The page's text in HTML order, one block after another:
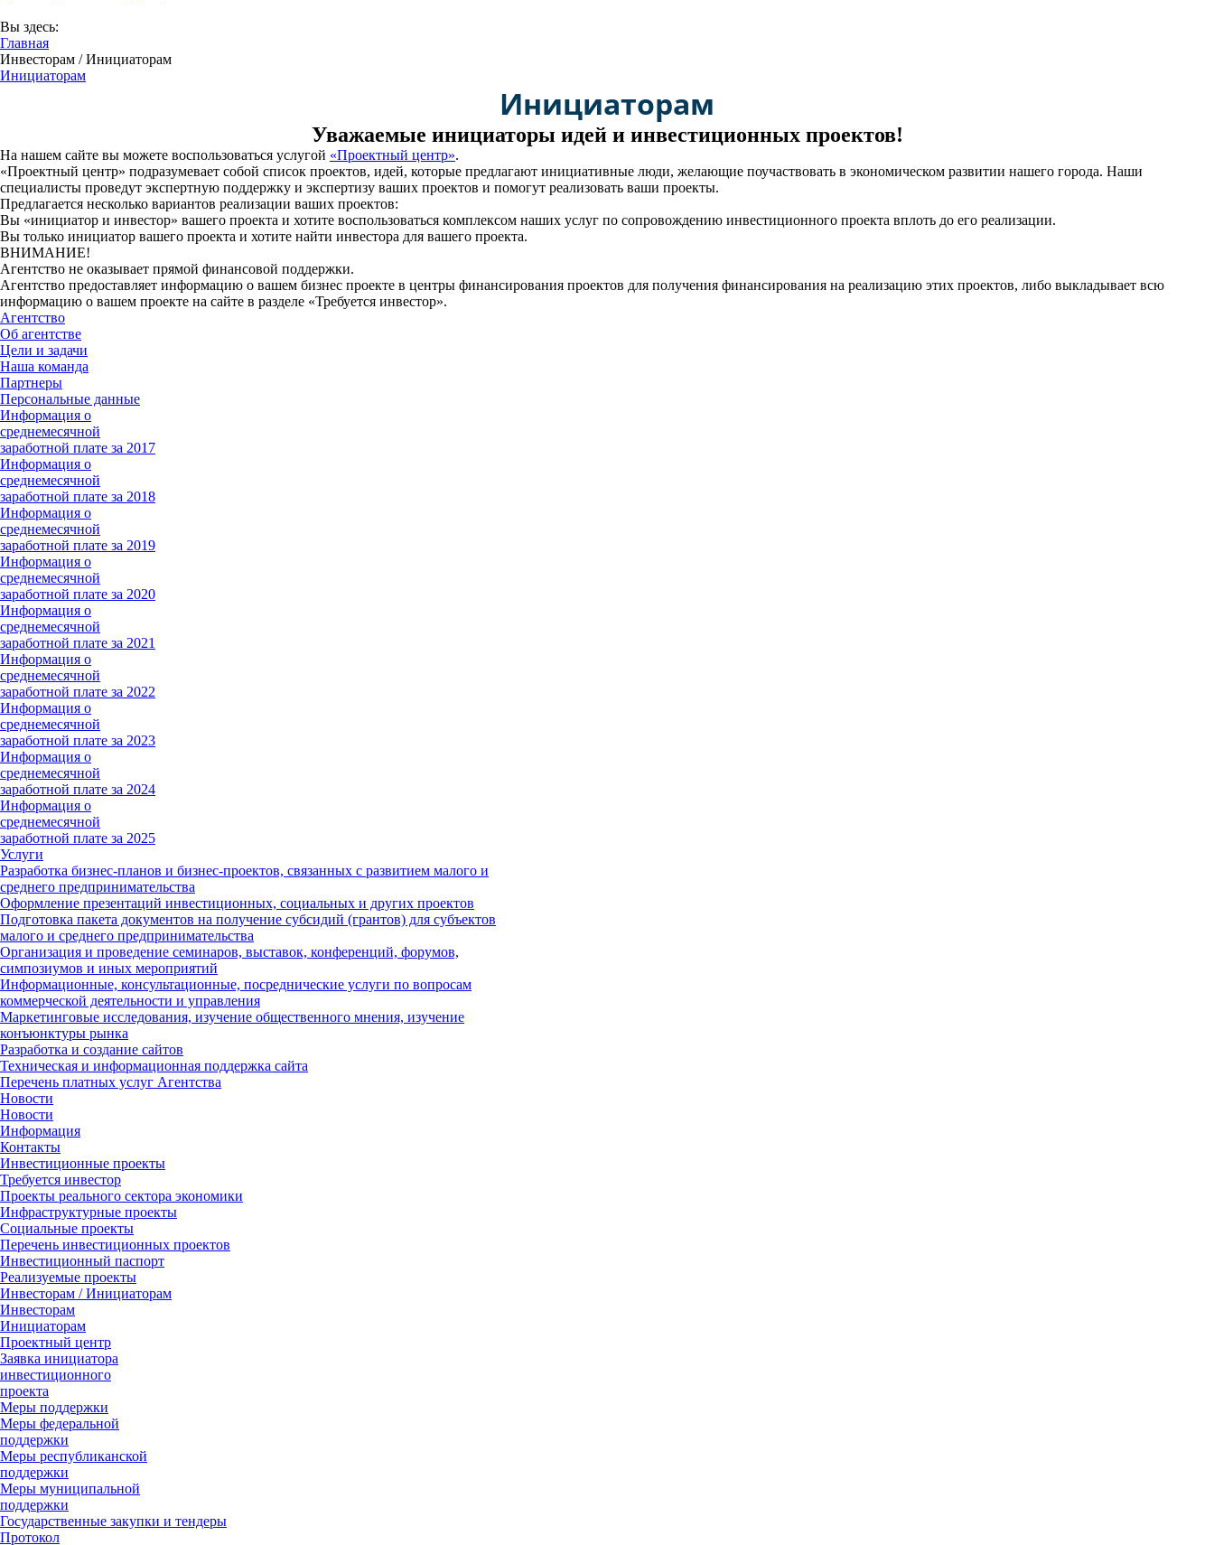
Вы здесь:
Главная
Инвесторам / Инициаторам
Инициаторам
Инициаторам
Уважаемые инициаторы идей и инвестиционных проектов!
На нашем сайте вы можете воспользоваться услугой «Проектный центр».
«Проектный центр» подразумевает собой список проектов, идей, которые предлагают инициативные люди, желающие поучаствовать в экономическом развитии нашего города. Наши
специалисты проведут экспертную поддержку и экспертизу ваших проектов и помогут реализовать ваши проекты.
Предлагается несколько вариантов реализации ваших проектов:
Вы «инициатор и инвестор» вашего проекта и хотите воспользоваться комплексом наших услуг по сопровождению инвестиционного проекта вплоть до его реализации.
Вы только инициатор вашего проекта и хотите найти инвестора для вашего проекта.
ВНИМАНИЕ!
Агентство не оказывает прямой финансовой поддержки.
Агентство предоставляет информацию о вашем бизнес проекте в центры финансирования проектов для получения финансирования на реализацию этих проектов, либо выкладывает всю
информацию о вашем проекте на сайте в разделе «Требуется инвестор».
Агентство
Об агентстве
Цели и задачи
Наша команда
Партнеры
Персональные данные
Информация о
среднемесячной
заработной плате за 2017
Информация о
среднемесячной
заработной плате за 2018
Информация о
среднемесячной
заработной плате за 2019
Информация о
среднемесячной
заработной плате за 2020
Информация о
среднемесячной
заработной плате за 2021
Информация о
среднемесячной
заработной плате за 2022
Информация о
среднемесячной
заработной плате за 2023
Информация о
среднемесячной
заработной плате за 2024
Информация о
среднемесячной
заработной плате за 2025
Услуги
Разработка бизнес-планов и бизнес-проектов, связанных с развитием малого и
среднего предпринимательства
Оформление презентаций инвестиционных, социальных и других проектов
Подготовка пакета документов на получение субсидий (грантов) для субъектов
малого и среднего предпринимательства
Организация и проведение семинаров, выставок, конференций, форумов,
симпозиумов и иных мероприятий
Информационные, консультационные, посреднические услуги по вопросам
коммерческой деятельности и управления
Маркетинговые исследования, изучение общественного мнения, изучение
конъюнктуры рынка
Разработка и создание сайтов
Техническая и информационная поддержка сайта
Перечень платных услуг Агентства
Новости
Новости
Информация
Контакты
Инвестиционные проекты
Требуется инвестор
Проекты реального сектора экономики
Инфраструктурные проекты
Социальные проекты
Перечень инвестиционных проектов
Инвестиционный паспорт
Реализуемые проекты
Инвесторам / Инициаторам
Инвесторам
Инициаторам
Проектный центр
Заявка инициатора
инвестиционного
проекта
Меры поддержки
Меры федеральной
поддержки
Меры республиканской
поддержки
Меры муниципальной
поддержки
Государственные закупки и тендеры
Протокол